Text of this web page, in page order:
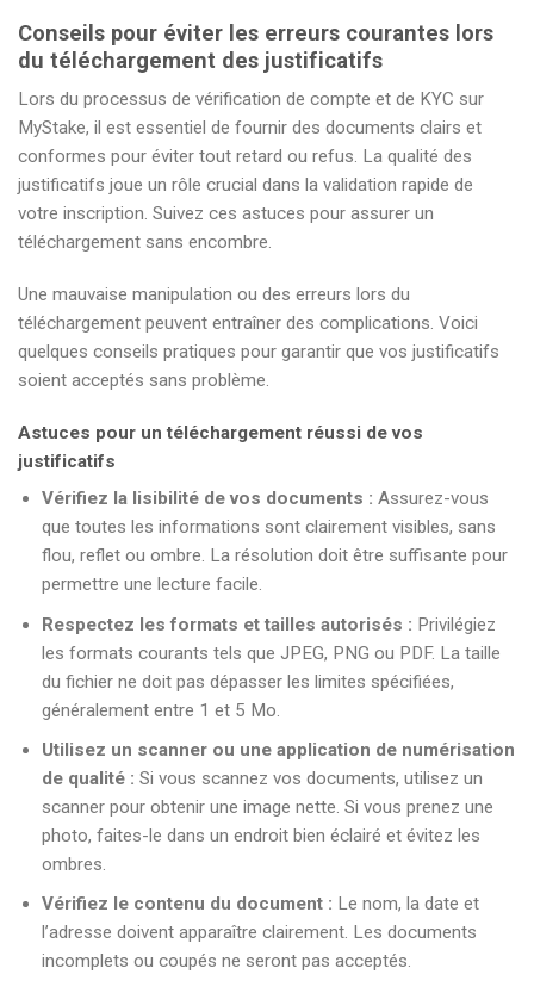
Conseils pour éviter les erreurs courantes lors
du téléchargement des justificatifs
Lors du processus de vérification de compte et de KYC sur
MyStake, il est essentiel de fournir des documents clairs et
conformes pour éviter tout retard ou refus. La qualité des
justificatifs joue un rôle crucial dans la validation rapide de
votre inscription. Suivez ces astuces pour assurer un
téléchargement sans encombre.
Une mauvaise manipulation ou des erreurs lors du
téléchargement peuvent entraîner des complications. Voici
quelques conseils pratiques pour garantir que vos justificatifs
soient acceptés sans problème.
Astuces pour un téléchargement réussi de vos
justificatifs
Vérifiez la lisibilité de vos documents : Assurez-vous
que toutes les informations sont clairement visibles, sans
flou, reflet ou ombre. La résolution doit être suffisante pour
permettre une lecture facile.
Respectez les formats et tailles autorisés : Privilégiez
les formats courants tels que JPEG, PNG ou PDF. La taille
du fichier ne doit pas dépasser les limites spécifiées,
généralement entre 1 et 5 Mo.
Utilisez un scanner ou une application de numérisation
de qualité : Si vous scannez vos documents, utilisez un
scanner pour obtenir une image nette. Si vous prenez une
photo, faites-le dans un endroit bien éclairé et évitez les
ombres.
Vérifiez le contenu du document : Le nom, la date et
l’adresse doivent apparaître clairement. Les documents
incomplets ou coupés ne seront pas acceptés.